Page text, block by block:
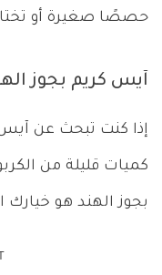
حصصًا صغيرة أو
آيس كريم بجوز
إذا كنت تبحث عن
كميات قليلة من
بجوز الهند هو خيارك